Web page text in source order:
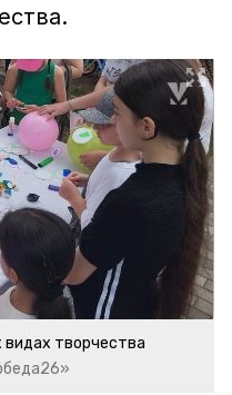
видах творчества